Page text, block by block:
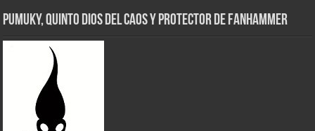
Pumuky, Quinto Dios del Caos y Protector de FanHammer